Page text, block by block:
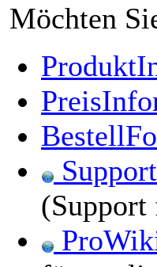
Möchten